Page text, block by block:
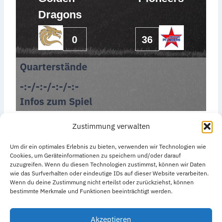
Zustimmung verwalten
Um dir ein optimales Erlebnis zu bieten, verwenden wir Technologien wie
Cookies, um Geräteinformationen zu speichern und/oder darauf
zuzugreifen. Wenn du diesen Technologien zustimmst, können wir Daten
wie das Surfverhalten oder eindeutige IDs auf dieser Website verarbeiten.
Wenn du deine Zustimmung nicht erteilst oder zurückziehst, können
bestimmte Merkmale und Funktionen beeinträchtigt werden.
Akzeptieren
Dragons
0 36
Quarterstände
-:-/-:-/-:-/-:-
Infos zum Spiel
Datenschutzerklärung
Impressum
Cookie-Richtlinie (EU)